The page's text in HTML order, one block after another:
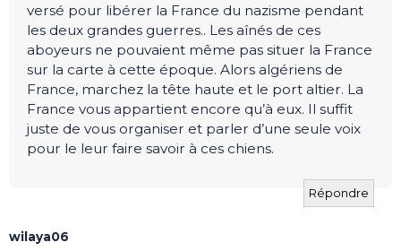
versé pour libérer la France du nazisme pendant
les deux grandes guerres.. Les aînés de ces
aboyeurs ne pouvaient même pas situer la France
sur la carte à cette époque. Alors algériens de
France, marchez la tête haute et le port altier. La
France vous appartient encore qu’à eux. Il suffit
juste de vous organiser et parler d’une seule voix
pour le leur faire savoir à ces chiens.
Répondre
wilaya06